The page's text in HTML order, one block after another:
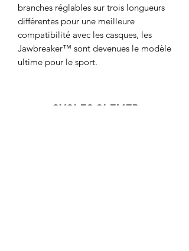
branches réglables sur trois longueurs
différentes pour une meilleure
compatibilité avec les casques, les
Jawbreaker™ sont devenues le modèle
ultime pour le sport.
CYCLES CLEMER